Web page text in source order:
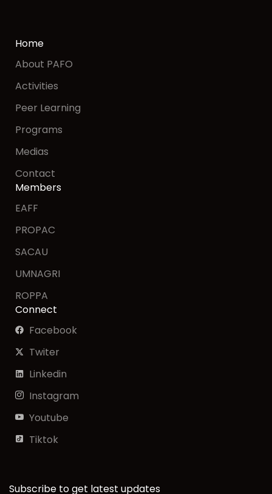
Home
About PAFO
Activities
Peer Learning
Programs
Medias
Contact
Members
EAFF
PROPAC
SACAU
UMNAGRI
ROPPA
Connect
Facebook
Twiter
Linkedin
Instagram
Youtube
Tiktok
Subscribe to get latest updates